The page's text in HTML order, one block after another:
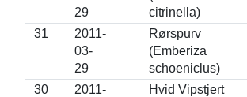
29
citrinella)
31
2011-
03-
29
Rørspurv
(Emberiza
schoeniclus)
30
2011-
Hvid Vipstjert